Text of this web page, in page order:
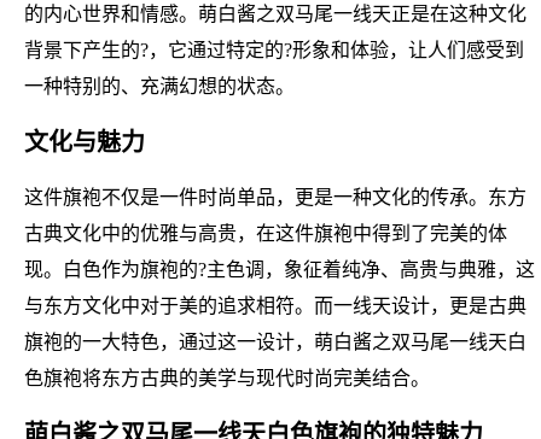
的内心世界和情感。萌白酱之双马尾一线天正是在这种文化
背景下产生的?，它通过特定的?形象和体验，让人们感受到
一种特别的、充满幻想的状态。
文化与魅力
这件旗袍不仅是一件时尚单品，更是一种文化的传承。东方
古典文化中的优雅与高贵，在这件旗袍中得到了完美的体
现。白色作为旗袍的?主色调，象征着纯净、高贵与典雅，这
与东方文化中对于美的追求相符。而一线天设计，更是古典
旗袍的一大特色，通过这一设计，萌白酱之双马尾一线天白
色旗袍将东方古典的美学与现代时尚完美结合。
萌白酱之双马尾一线天白色旗袍的独特魅力